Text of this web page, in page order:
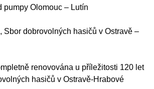
pumpy Olomouc – Lutín
Sbor dobrovolných hasičů v Ostravě –
renovována u příležitosti 120 let
hasičů v Ostravě-Hrabové